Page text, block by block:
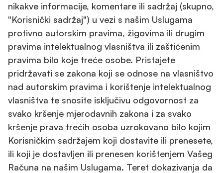
nikakve informacije, komentare ili sadržaj (skupno,
"Korisnički sadržaj") u vezi s našim Uslugama
protivno autorskim pravima, žigovima ili drugim
pravima intelektualnog vlasništva ili zaštićenim
pravima bilo koje treće osobe. Pristajete
pridržavati se zakona koji se odnose na vlasništvo
nad autorskim pravima i korištenje intelektualnog
vlasništva te snosite isključivu odgovornost za
svako kršenje mjerodavnih zakona i za svako
kršenje prava trećih osoba uzrokovano bilo kojim
Korisničkim sadržajem koji dostavite ili prenesete,
ili koji je dostavljen ili prenesen korištenjem Vašeg
Računa na našim Uslugama. Teret dokazivanja da